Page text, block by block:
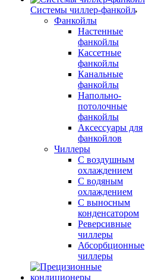
Системы чиллер-фанкойл
Фанкойлы
Настенные
фанкойлы
Кассетные
фанкойлы
Канальные
фанкойлы
Напольно-
потолочные
фанкойлы
Аксессуары для
фанкойлов
Чиллеры
С воздушным
охлаждением
С водяным
охлаждением
С выносным
конденсатором
Реверсивные
чиллеры
Абсорбционные
чиллеры